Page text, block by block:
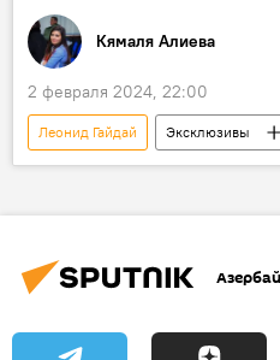
Кямаля Алиева
2 февраля 2024, 22:00
Леонид Гайдай
Эксклюзивы
Азербайджан
Баку
Съемки фильма
художник Фикрет Алекперов